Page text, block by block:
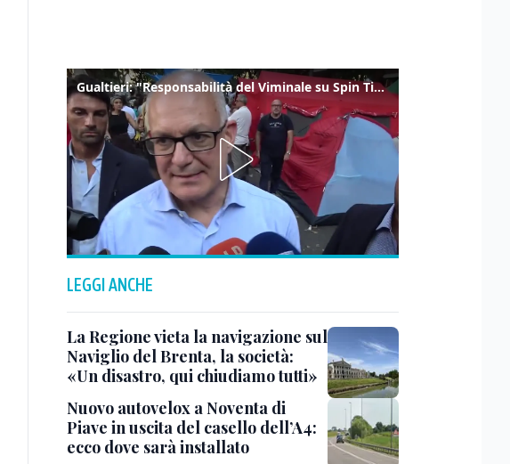
Gualtieri: "Responsabilità del Viminale su Spin Time? La posizione dei partiti è nota"
LEGGI ANCHE
La Regione vieta la navigazione sul
Naviglio del Brenta, la società:
«Un disastro, qui chiudiamo tutti»
Nuovo autovelox a Noventa di
Piave in uscita del casello dell’A4:
ecco dove sarà installato